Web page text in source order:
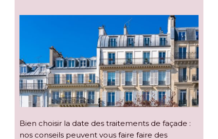
Bien choisir la date des traitements de façade :
nos conseils peuvent vous faire faire des